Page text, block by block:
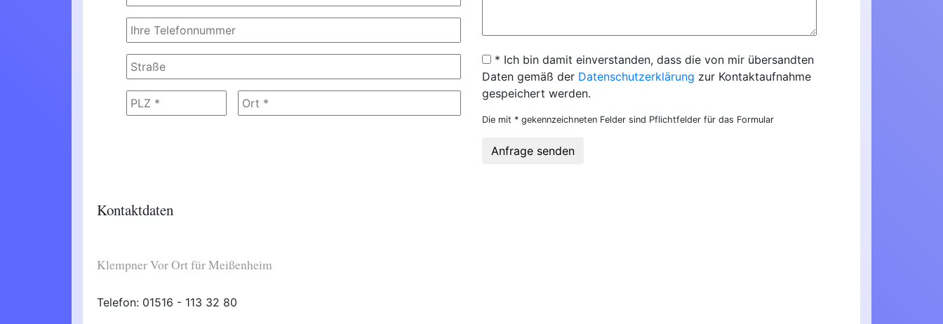
* Ich bin damit einverstanden, dass die von mir übersandten
Daten gemäß der Datenschutzerklärung zur Kontaktaufnahme
gespeichert werden.
Die mit * gekennzeichneten Felder sind Pflichtfelder für das Formular
Anfrage senden
Kontaktdaten
Klempner Vor Ort für Meißenheim
Telefon: 01516 - 113 32 80